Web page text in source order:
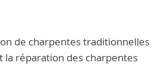
de charpentes traditionnelles
réparation des charpentes